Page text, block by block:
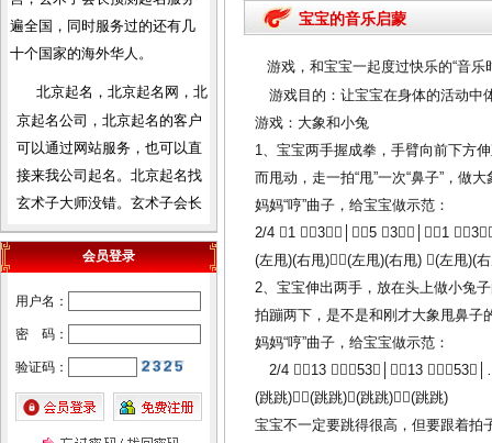
十个国家的海外华人。
北京起名，北京起名网，北
京起名公司，北京起名的客户
可以通过网站服务，也可以直
接来我公司起名。北京起名找
玄术子大师没错。玄术子会长
诚信，权威，专业，四十年起
国，及港台，三十多个国家的
海外华人。
廊坊起名，廊坊起名网，廊
坊起名公司，廊坊宝宝起名，
廊坊公司起名，廊坊起名客户
可直接来往公司起名。武清区
起名客户直接来往公司起名。
会员登录
用户名：
密 码：
验证码：
宝宝的音乐启蒙
游戏，和宝宝一起度过快乐的“音乐
游戏目的：让宝宝在身体的活动中
游戏：大象和小兔
1、宝宝两手握成拳，手臂向前下方
而甩动，走一拍“甩”一次“鼻子”，做
妈妈“哼”曲子，给宝宝做示范：
2/4 1 3│5 3│1
(左甩)(右甩)(左甩)(右甩) (左甩)(
2、宝宝伸出两手，放在头上做小兔
拍蹦两下，是不是和刚才大象甩鼻子
妈妈“哼”曲子，给宝宝做示范：
2/4 13 53│13
(跳跳)(跳跳)(跳跳)(跳跳)
宝宝不一定要跳得很高，但要跟着拍